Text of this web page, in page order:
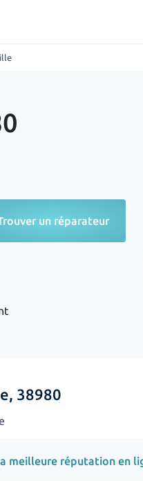
un réparateur
38980
meilleure réputation en